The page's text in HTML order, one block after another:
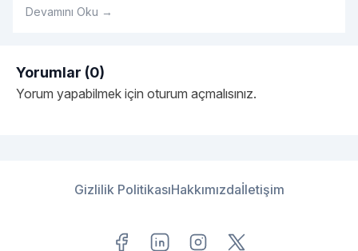
yönlü ürün opsiyonlarını bünyesinde barındıran 2025
bütçeden ürünün kolaylıkla bulunabildiği kategori
kapsamında erkek giyim tarzlarını yeniden
şekillendirecekOkumaya devam et"Erkek Giyim Tarzları ve
Devamını Oku →
Yorumlar (0)
Yorum yapabilmek için oturum açmalısınız.
Gizlilik PolitikasıHakkımızdaİletişim